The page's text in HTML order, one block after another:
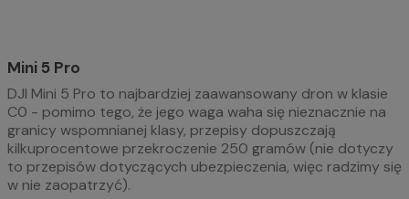
Mini 5 Pro
DJI Mini 5 Pro to najbardziej zaawansowany dron w klasie
C0 - pomimo tego, że jego waga waha się nieznacznie na
granicy wspomnianej klasy, przepisy dopuszczają
kilkuprocentowe przekroczenie 250 gramów (nie dotyczy
to przepisów dotyczących ubezpieczenia, więc radzimy się
w nie zaopatrzyć).